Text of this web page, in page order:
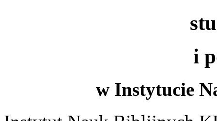
i
w Instytucie